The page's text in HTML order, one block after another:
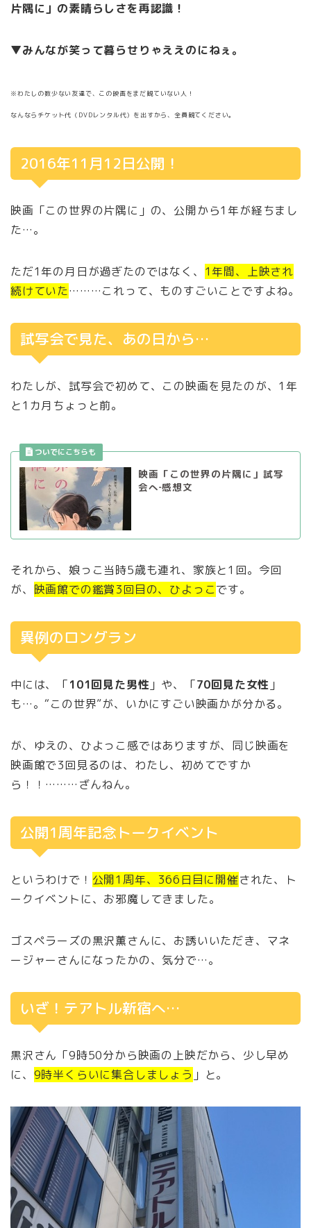
片隅に」の素晴らしさを再認識！
▼みんなが笑って暮らせりゃええのにねぇ。
※わたしの数少ない友達で、この映画をまだ観ていない人！
なんならチケット代（DVDレンタル代）を出すから、全員観てください。
2016年11月12日公開！
映画「この世界の片隅に」の、公開から1年が経ちまし
た…。
ただ1年の月日が過ぎたのではなく、 1年間、上映され
続けていた………これって、ものすごいことですよね。
試写会で見た、あの日から…
わたしが、試写会で初めて、この映画を見たのが、1年
と1カ月ちょっと前。
映画「この世界の片隅に」試写
会へ‐感想文
それから、娘っこ当時5歳も連れ、家族と1回。今回
が、 映画館での鑑賞3回目の、ひよっこです。
異例のロングラン
中には、「101回見た男性 」や、「70回見た女性 」
も…。“この世界”が、いかにすごい映画かが分かる。
が、ゆえの、ひよっこ感ではありますが、同じ映画を
映画館で3回見るのは、わたし、初めてですか
ら！！………ざんねん。
公開1周年記念トークイベント
というわけで！ 公開1周年、366日目に開催された、ト
ークイベントに、お邪魔してきました。
ゴスペラーズの黒沢薫さんに、お誘いいただき、マネ
ージャーさんになったかの、気分で…。
いざ！テアトル新宿へ…
黒沢さん「9時50分から映画の上映だから、少し早め
に、 9時半くらいに集合しましょう 」と。